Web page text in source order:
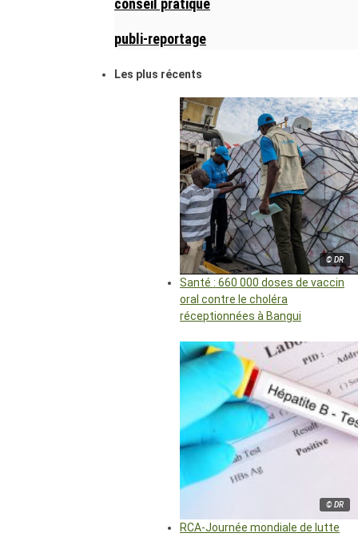
conseil pratique
publi-reportage
Les plus récents
© DR
Santé : 660 000 doses de vaccin
oral contre le choléra
réceptionnées à Bangui
© DR
RCA-Journée mondiale de lutte